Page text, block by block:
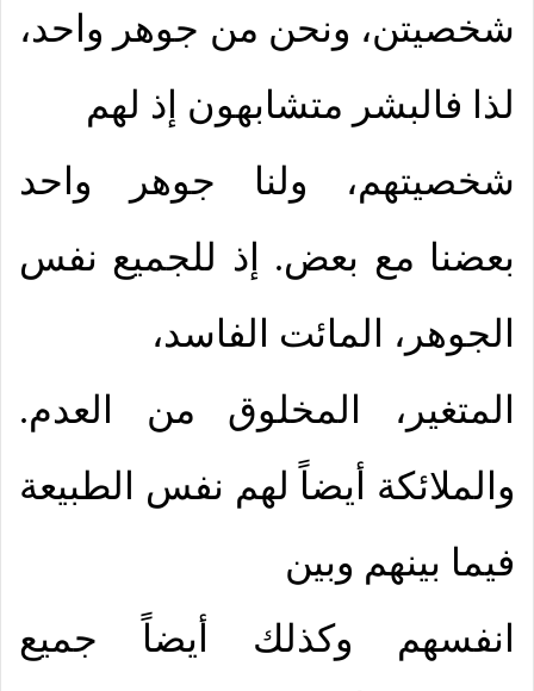
شخصيتن، ونحن من جوهر واحد،
لذا فالبشر متشابهون إذ لهم
شخصيتهم، ولنا جوهر واحد
بعضنا مع بعض. إذ للجميع نفس
الجوهر، المائت الفاسد،
المتغير، المخلوق من العدم.
والملائكة أيضاً لهم نفس الطبيعة
فيما بينهم وبين
انفسهم وكذلك أيضاً جميع